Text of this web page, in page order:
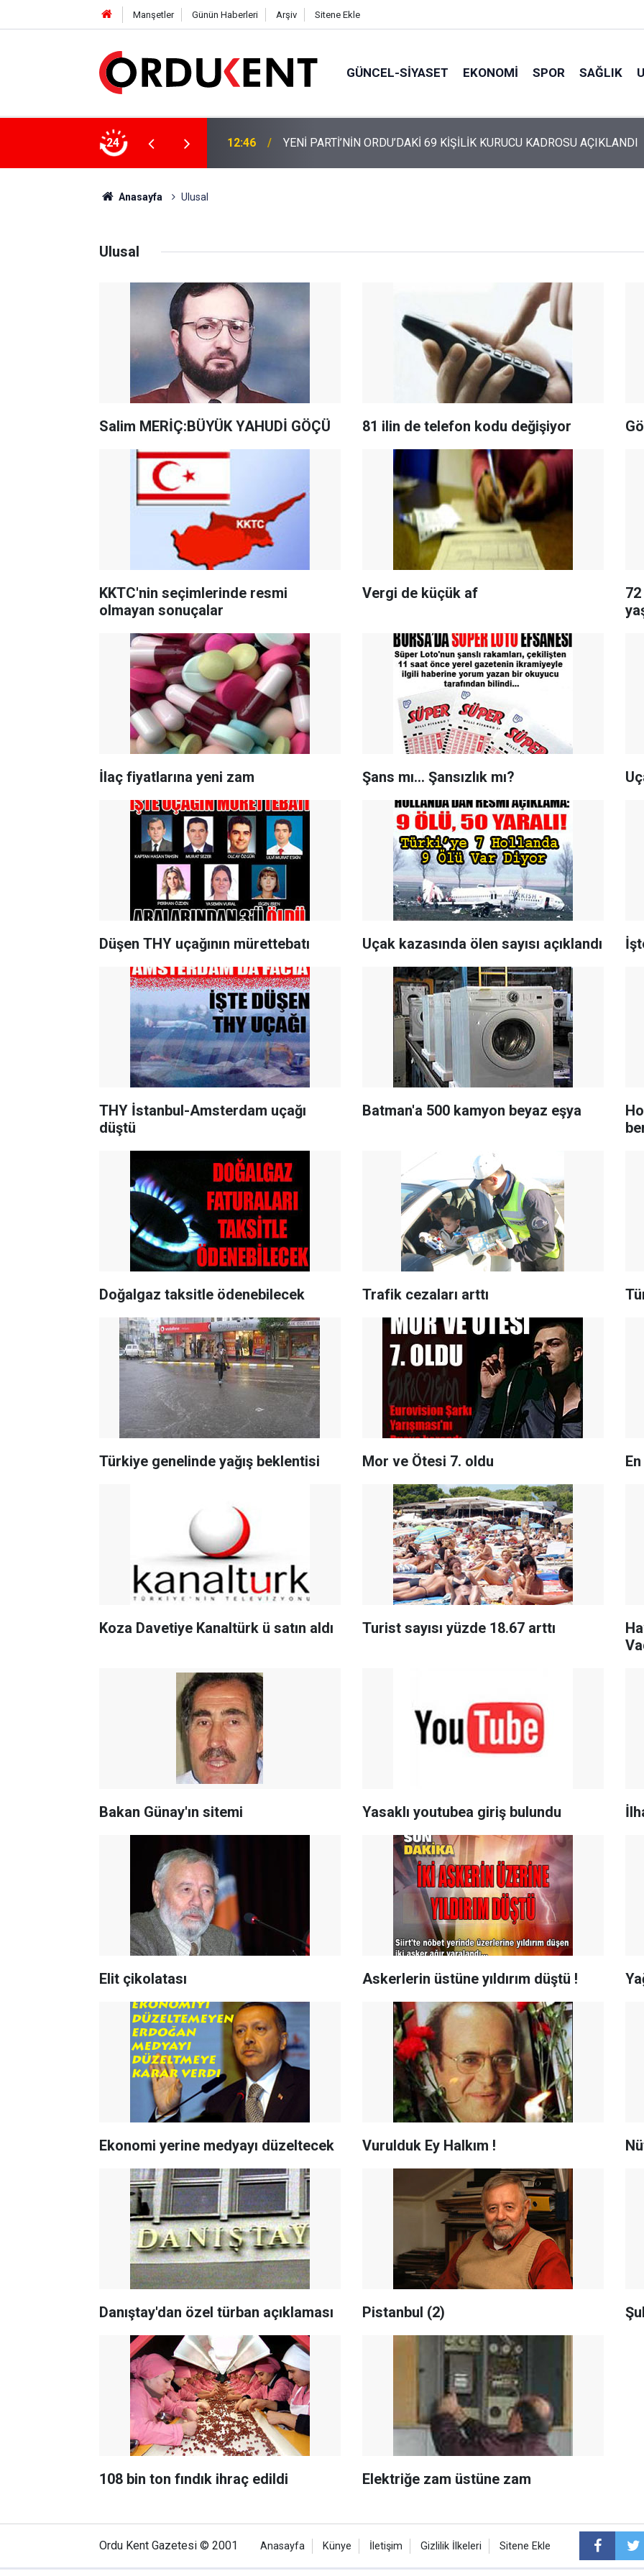
Manşetler Günün Haberleri Arşiv Sitene Ekle
GÜNCEL-SIYASET EKONOMI SPOR SAĞLIK
24
KURUCU KADROSU AÇIKLANDI 12:22 YENİ PARTİ ALTINORDU’DA KURUCU YÖNETİMİNİ AÇIKLADI
Anasayfa Ulusal
Ulusal
Salim MERİÇ:BÜYÜK YAHUDİ GÖÇÜ 81 ilin de telefon kodu değişiyor
KKTC'nin seçimlerinde resmi
olmayan sonuçalar
Vergi de küçük af
İlaç fiyatlarına yeni zam Şans mı... Şansızlık mı?
Düşen THY uçağının mürettebatı Uçak kazasında ölen sayısı açıklandı
THY İstanbul-Amsterdam uçağı
düştü
Batman'a 500 kamyon beyaz eşya
Doğalgaz taksitle ödenebilecek Trafik cezaları arttı
Türkiye genelinde yağış beklentisi Mor ve Ötesi 7. oldu
Koza Davetiye Kanaltürk ü satın aldı Turist sayısı yüzde 18.67 arttı
Bakan Günay'ın sitemi Yasaklı youtubea giriş bulundu
Elit çikolatası Askerlerin üstüne yıldırım düştü !
Ekonomi yerine medyayı düzeltecek Vurulduk Ey Halkım !
Danıştay'dan özel türban açıklaması Pistanbul (2)
108 bin ton fındık ihraç edildi Elektriğe zam üstüne zam
Ordu Kent Gazetesi © 2001 Anasayfa Künye İletişim Gizlilik İlkeleri Sitene Ekle